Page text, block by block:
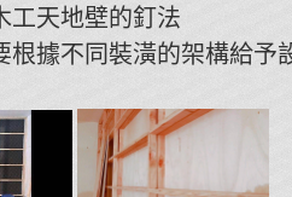
工天地壁的釘法
根據不同裝潢的架構給予